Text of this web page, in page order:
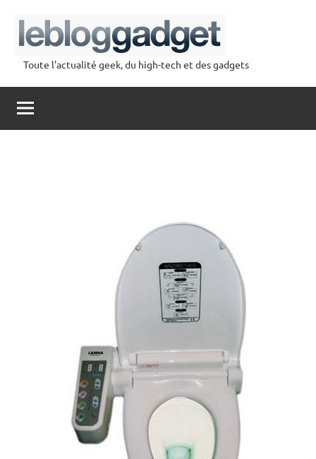
contenu
lebloggadget
Toute l'actualité geek, du high-tech et des gadgets